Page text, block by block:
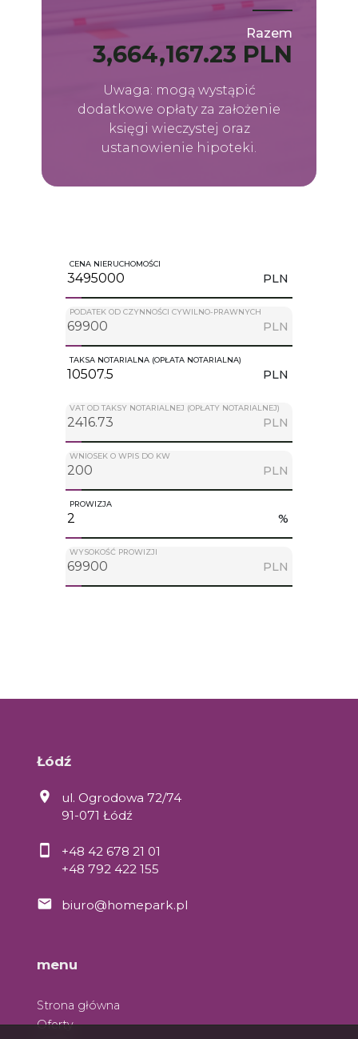
Razem
3,664,167.23 PLN
Uwaga: mogą wystąpić
dodatkowe opłaty za założenie
księgi wieczystej oraz
ustanowienie hipoteki.
CENA NIERUCHOMOŚCI
PLN
PODATEK OD CZYNNOŚCI CYWILNO-PRAWNYCH
PLN
TAKSA NOTARIALNA (OPŁATA NOTARIALNA)
PLN
VAT OD TAKSY NOTARIALNEJ (OPŁATY NOTARIALNEJ)
PLN
WNIOSEK O WPIS DO KW
PLN
PROWIZJA
%
WYSOKOŚĆ PROWIZJI
PLN
Łódź
ul. Ogrodowa 72/74
91-071 Łódź
+48 42 678 21 01
+48 792 422 155
biuro@homepark.pl
menu
Strona główna
Oferty